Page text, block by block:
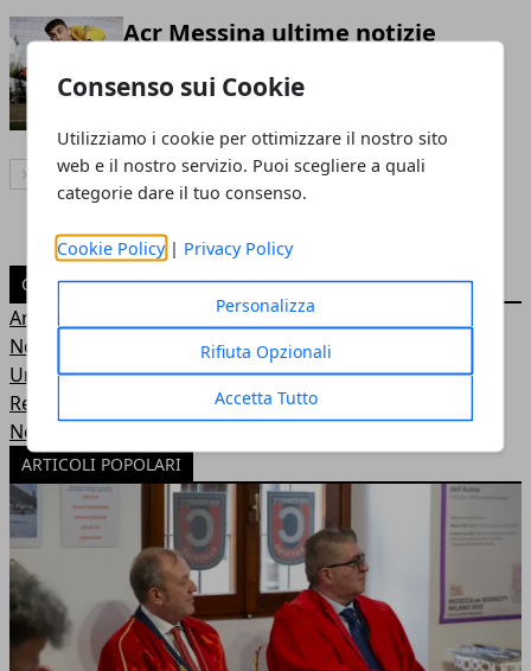
Consenso sui Cookie
Utilizziamo i cookie per ottimizzare il nostro sito
web e il nostro servizio. Puoi scegliere a quali
categorie dare il tuo consenso.
Cookie Policy | Privacy Policy
Personalizza
Rifiuta Opzionali
Accetta Tutto
Acr Messina ultime notizie
Articolo Successivo
CATEGORIE
Articoli
Notizie Italia
Uncategorized
Recensioni servizi
News dal mondo
ARTICOLI POPOLARI